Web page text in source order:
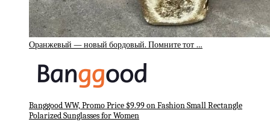
Оранжевый — новый бордовый. Помните тот …
Banggood WW, Promo Price $9.99 on Fashion Small Rectangle
Polarized Sunglasses for Women